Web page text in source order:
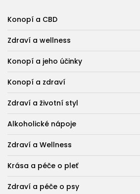
Konopí a CBD
Zdraví a wellness
Konopí a jeho účinky
Konopí a zdraví
Zdraví a životní styl
Alkoholické nápoje
Zdraví a Wellness
Krása a péče o pleť
Zdraví a péče o psy